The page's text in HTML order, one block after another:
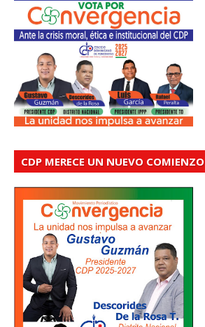
CDP MERECE UN NUEVO COMIENZO